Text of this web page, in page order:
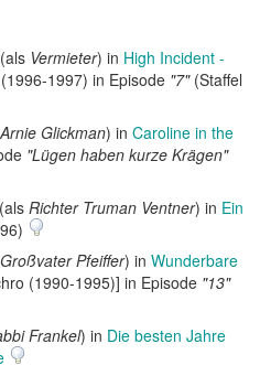
(als Vermieter) in High Incident -
(1996-1997) in Episode "7"(Staffel
Arnie Glickman) in Caroline in the
"Lügen haben kurze Krägen"
(als Richter Truman Ventner) in Ein
Großvater Pfeiffer) in Wunderbare
(1990-1995)] in Episode "13"
Frankel) in Die besten Jahre